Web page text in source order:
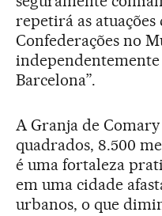
repetirá as atuações
Confederações no
Barcelona”.
A Granja de Comary
quadrados, 8.500
é uma fortaleza
em uma cidade
urbanos, o que